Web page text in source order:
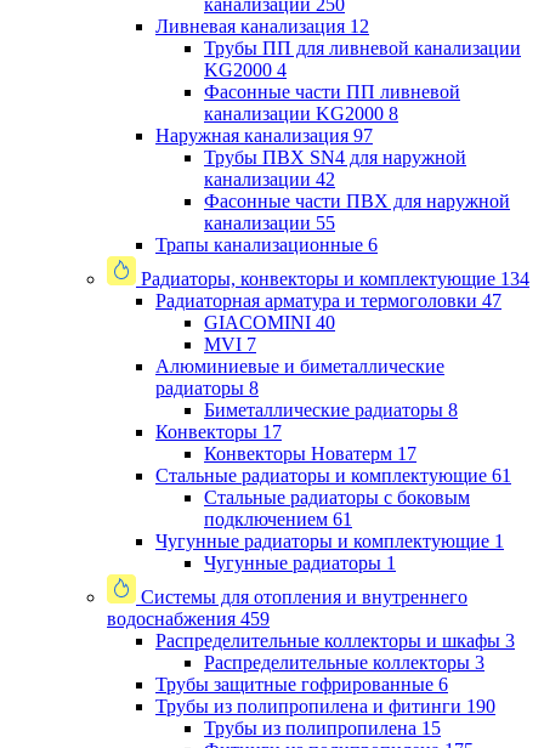
канализации 250
Ливневая канализация 12
Трубы ПП для ливневой канализации
KG2000 4
Фасонные части ПП ливневой
канализации KG2000 8
Наружная канализация 97
Трубы ПВХ SN4 для наружной
канализации 42
Фасонные части ПВХ для наружной
канализации 55
Трапы канализационные 6
Радиаторы, конвекторы и комплектующие 134
Радиаторная арматура и термоголовки 47
GIACOMINI 40
MVI 7
Алюминиевые и биметаллические
радиаторы 8
Биметаллические радиаторы 8
Конвекторы 17
Конвекторы Новатерм 17
Стальные радиаторы и комплектующие 61
Стальные радиаторы с боковым
подключением 61
Чугунные радиаторы и комплектующие 1
Чугунные радиаторы 1
Системы для отопления и внутреннего
водоснабжения 459
Распределительные коллекторы и шкафы 3
Распределительные коллекторы 3
Трубы защитные гофрированные 6
Трубы из полипропилена и фитинги 190
Трубы из полипропилена 15